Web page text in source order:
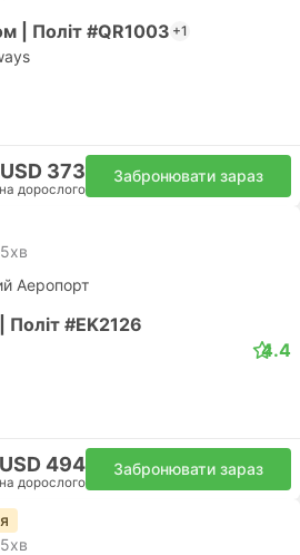
| Політ #QR1003 +1
USD 373
на дорослого
Забронювати зараз
Аеропорт
Політ #EK2126
4.4
USD 494
на дорослого
Забронювати зараз